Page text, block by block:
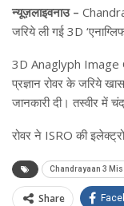
न्यूज़लाइवनाउ –
जरिये ली गई 3D
3D Anaglyph Image
प्रज्ञान रोवर के जरिये
जानकारी दी। तस्वीर में
रोवर ने ISRO की
Chandrayaan 3
Share